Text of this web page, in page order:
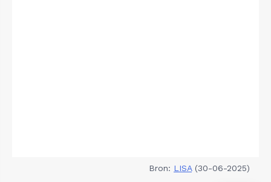
Bron: LISA(30-06-2025)